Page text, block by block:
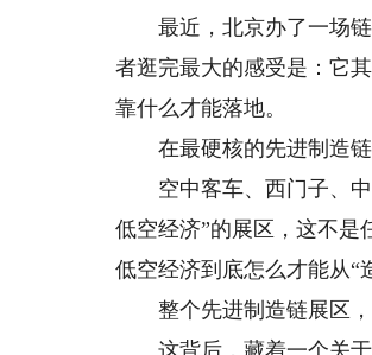
最近，北京办了一场链
者逛完最大的感受是：它
靠什么才能落地。
在最硬核的先进制造链
空中客车、西门子、中
低空经济”的展区，这不
低空经济到底怎么才能从“
整个先进制造链展区，
这背后，藏着一个关于“